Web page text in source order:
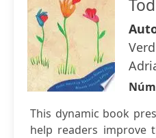
This dynamic book
help readers improve